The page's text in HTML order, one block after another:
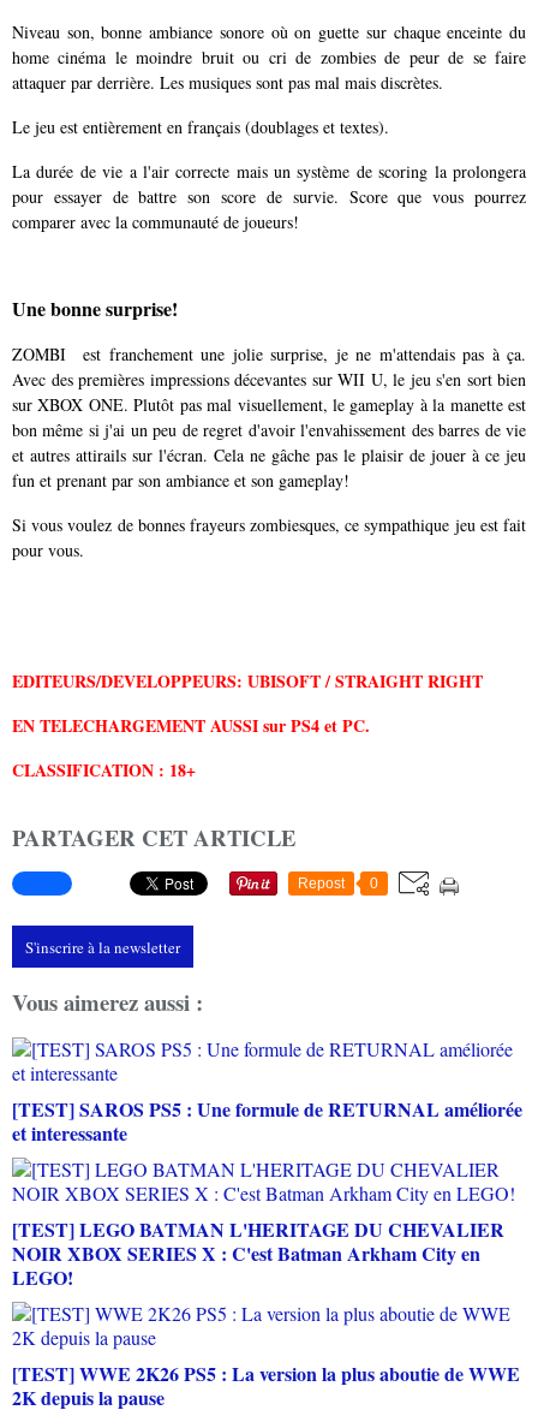
Niveau son, bonne ambiance sonore où on guette sur chaque enceinte du
home cinéma le moindre bruit ou cri de zombies de peur de se faire
attaquer par derrière. Les musiques sont pas mal mais discrètes.
Le jeu est entièrement en français (doublages et textes).
La durée de vie a l'air correcte mais un système de scoring la prolongera
pour essayer de battre son score de survie. Score que vous pourrez
comparer avec la communauté de joueurs!
Une bonne surprise!
ZOMBI est franchement une jolie surprise, je ne m'attendais pas à ça.
Avec des premières impressions décevantes sur WII U, le jeu s'en sort bien
sur XBOX ONE. Plutôt pas mal visuellement, le gameplay à la manette est
bon même si j'ai un peu de regret d'avoir l'envahissement des barres de vie
et autres attirails sur l'écran. Cela ne gâche pas le plaisir de jouer à ce jeu
fun et prenant par son ambiance et son gameplay!
Si vous voulez de bonnes frayeurs zombiesques, ce sympathique jeu est fait
pour vous.
EDITEURS/DEVELOPPEURS: UBISOFT / STRAIGHT RIGHT
EN TELECHARGEMENT AUSSI sur PS4 et PC.
CLASSIFICATION : 18+
PARTAGER CET ARTICLE
Repost 0
S'inscrire à la newsletter
Vous aimerez aussi :
[TEST] SAROS PS5 : Une formule de RETURNAL améliorée
et interessante
[TEST] LEGO BATMAN L'HERITAGE DU CHEVALIER
NOIR XBOX SERIES X : C'est Batman Arkham City en
LEGO!
[TEST] WWE 2K26 PS5 : La version la plus aboutie de WWE
2K depuis la pause